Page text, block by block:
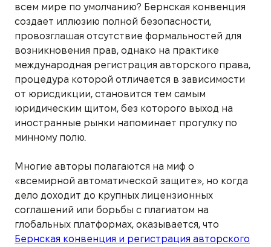
всем мире по умолчанию? Бернская конвенция
создает иллюзию полной безопасности,
провозглашая отсутствие формальностей для
возникновения прав, однако на практике
международная регистрация авторского права,
процедура которой отличается в зависимости
от юрисдикции, становится тем самым
юридическим щитом, без которого выход на
иностранные рынки напоминает прогулку по
минному полю.
Многие авторы полагаются на миф о
«всемирной автоматической защите», но когда
дело доходит до крупных лицензионных
соглашений или борьбы с плагиатом на
глобальных платформах, оказывается, что
Бернская конвенция и регистрация авторского